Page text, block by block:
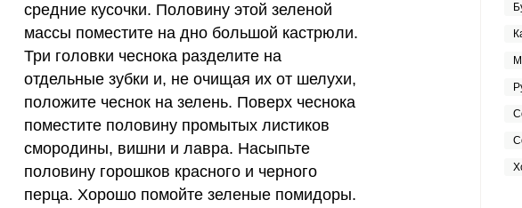
15 мг 4.6
50 мг 0
120 мкг 5.7
20 мг 2.4
2500 мг 6.5
средние кусочки. Половину этой зеленой
массы поместите на дно большой кастрюли.
Три головки чеснока разделите на
отдельные зубки и, не очищая их от шелухи,
положите чеснок на зелень. Поверх чеснока
поместите половину промытых листиков
смородины, вишни и лавра. Насыпьте
половину горошков красного и черного
перца. Хорошо помойте зеленые помидоры.
Запомнить меня
ЕЩЕ НЕ ЗАРЕГИСТРИРОВАННЫ?
Забыли пароль?
помидор в кастрюле предельно прост! Листья сельдерея, хрена и
холодной водой и порежьте на средние кусочки. Половину этой
кастрюли. Три головки чеснока разделите на отдельные
чеснок на зелень. Поверх чеснока поместите половину
сПравилами сайта,
обработки
соглашением